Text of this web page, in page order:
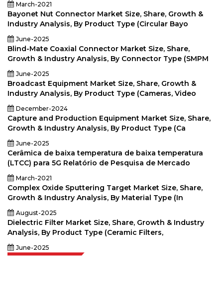
March-2021
Bayonet Nut Connector Market Size, Share, Growth &
Industry Analysis, By Product Type (Circular Bayo
June-2025
Blind-Mate Coaxial Connector Market Size, Share,
Growth & Industry Analysis, By Connector Type (SMPM
June-2025
Broadcast Equipment Market Size, Share, Growth &
Industry Analysis, By Product Type (Cameras, Video
December-2024
Capture and Production Equipment Market Size, Share,
Growth & Industry Analysis, By Product Type (Ca
June-2025
Cerâmica de baixa temperatura de baixa temperatura
(LTCC) para 5G Relatório de Pesquisa de Mercado
March-2021
Complex Oxide Sputtering Target Market Size, Share,
Growth & Industry Analysis, By Material Type (In
August-2025
Dielectric Filter Market Size, Share, Growth & Industry
Analysis, By Product Type (Ceramic Filters,
June-2025